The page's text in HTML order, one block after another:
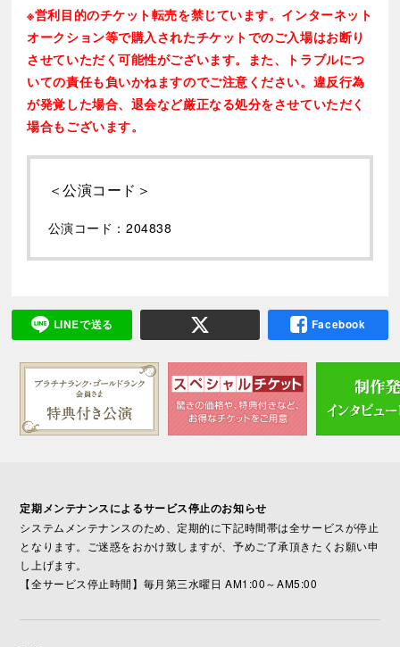
※営利目的のチケット転売を禁じています。インターネット
オークション等で購入されたチケットでのご入場はお断り
させていただく可能性がございます。また、トラブルにつ
いての責任も負いかねますのでご注意ください。違反行為
が発覚した場合、退会など厳正なる処分をさせていただく
場合もございます。
＜公演コード＞
公演コード：204838
LINEで送る Facebook
定期メンテナンスによるサービス停止のお知らせ
システムメンテナンスのため、定期的に下記時間帯は全サービスが停止
となります。ご迷惑をおかけ致しますが、予めご了承頂きたくお願い申
し上げます。
【全サービス停止時間】毎月第三水曜日 AM1:00～AM5:00